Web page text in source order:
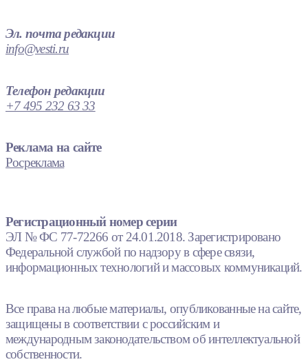
Эл. почта редакции
info@vesti.ru
Телефон редакции
+7 495 232 63 33
Реклама на сайте
Росреклама
Регистрационный номер серии
ЭЛ № ФС 77-72266 от 24.01.2018. Зарегистрировано
Федеральной службой по надзору в сфере связи,
информационных технологий и массовых коммуникаций.
Все права на любые материалы, опубликованные на сайте,
защищены в соответствии с российским и
международным законодательством об интеллектуальной
собственности.